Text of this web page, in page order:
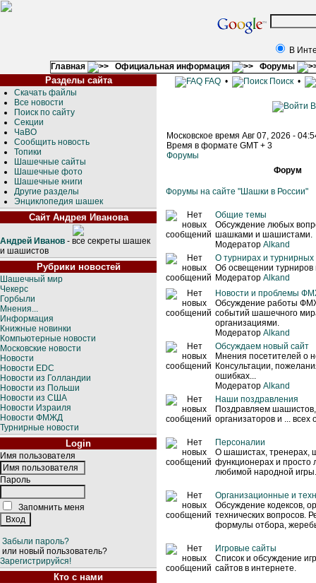
В
Главная
Официальная информация Форумы
Разделы сайта
Скачать файлы
Все новости
Поиск по сайту
Секции
ЧаВО
Сообщить новость
Топики
Шашечные сайты
Шашечные фото
Шашечные книги
Другие разделы
Энциклопедия шашек
Сайт Андрея Иванова
Андрей Иванов - все секреты шашек
и шашистов
Рубрики новостей
Шашечный мир
Чекерс
Горбыли
Мнения...
Информация
Книжные новинки
Компьютерные новости
Московские новости
Новости
Новости EDC
Новости из Голландии
Новости из Польши
Новости из США
Новости Израиля
Новости ФМЖД
Турнирные новости
Login
Имя пользователя
Пароль
Запомнить меня
Забыли пароль?
или новый пользователь?
Зарегистрируйся!
Кто с нами
FAQ• Поиск•
Московское время Авг 07, 2026 -
Время в формате GMT + 3
Форумы
Форум
Форумы на сайте "Шашки в России"
Общие темы
Обсуждение любых
шашками и шашистами.
Модератор Alkand
О турнирах и турнирных
Об освещении турниров
Модератор Alkand
Новости и проблемы
Обсуждение работы
событий шашечного
организациями.
Модератор Alkand
Обсуждаем новый сайт
Мнения посетителей о
Консультации,
ошибках...
Модератор Alkand
Наши поздравления
Поздравляем
организаторов и ... всех
Персоналии
О шашистах, тренерах,
функционерах и
любимой народной игры.
Организационные и
Обсуждение кодексов,
технических вопросов.
формулы отбора,
Игровые сайты
Список и обсуждение
сайтов в интернете.